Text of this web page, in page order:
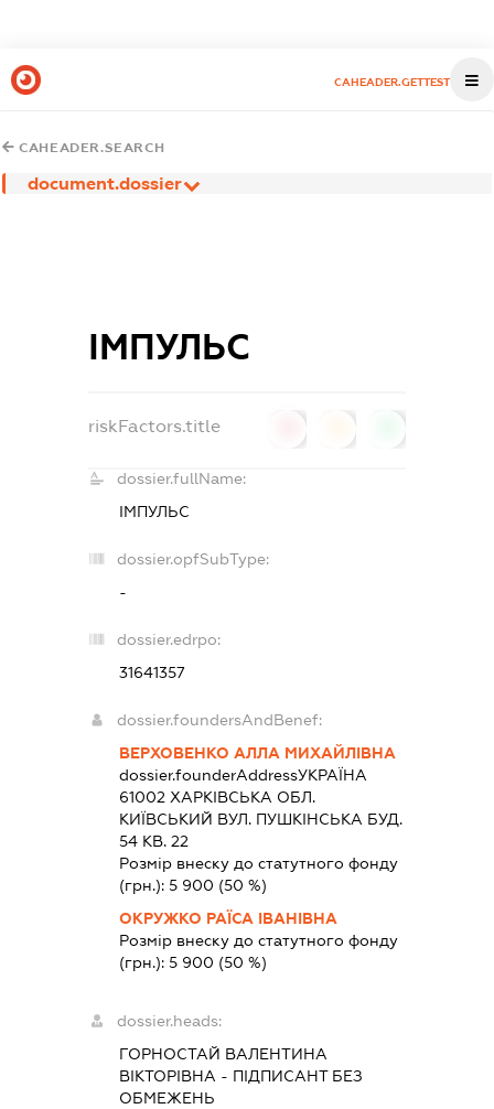
CAHEADER.GETTEST
CAHEADER.SEARCH
document.dossier
ІМПУЛЬС
riskFactors.title
dossier.fullName:
ІМПУЛЬС
dossier.opfSubType:
-
dossier.edrpo:
31641357
dossier.foundersAndBenef:
ВЕРХОВЕНКО АЛЛА МИХАЙЛІВНА
dossier.founderAddressУКРАЇНА
61002 ХАРКIВСЬКА ОБЛ.
КИЇВСЬКИЙ ВУЛ. ПУШКІНСЬКА БУД.
54 КВ. 22
Розмір внеску до статутного фонду
(грн.): 5 900 (50 %)
ОКРУЖКО РАЇСА ІВАНІВНА
Розмір внеску до статутного фонду
(грн.): 5 900 (50 %)
dossier.heads:
ГОРНОСТАЙ ВАЛЕНТИНА
ВІКТОРІВНА - ПІДПИСАНТБЕЗ
ОБМЕЖЕНЬ